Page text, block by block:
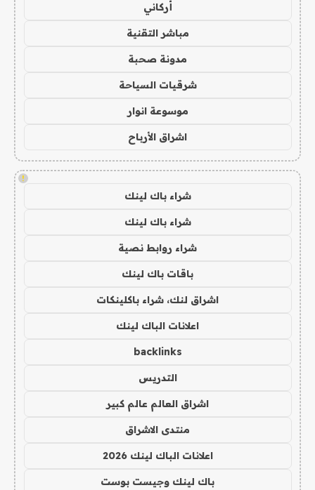
أركاني
مباشر التقنية
مدونة صحبة
شرقيات السياحة
موسوعة انوار
اشراق الأرباح
!
شراء باك لينك
شراء باك لينك
شراء روابط نصية
باقات باك لينك
اشراق لنك، شراء باكلينكات
اعلانات الباك لينك
backlinks
التدريس
اشراق العالم عالم كبير
منتدى الاشراق
اعلانات الباك لينك 2026
باك لينك وجيست بوست